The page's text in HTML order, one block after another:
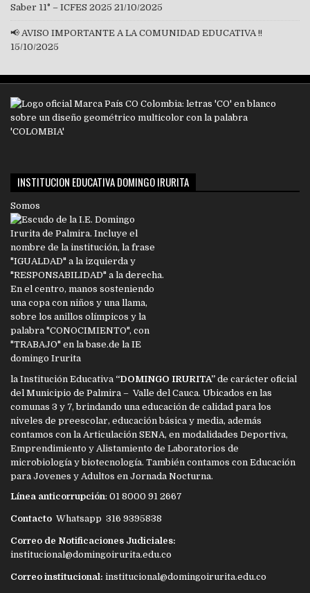
Saber 11° – ICFES 2025 21/10/2025
📢 AVISO IMPORTANTE A LA COMUNIDAD EDUCATIVA !!
15/10/2025
INSTITUCION EDUCATIVA DOMINGO IRURITA
Somos
la Institución Educativa “DOMINGO IRURITA” de carácter oficial
del Municipio de Palmira – Valle del Cauca. Ubicados en las
comunas 3 y 7, brindando una educación de calidad para los
niveles de preescolar, educación básica y media, además
contamos con la Articulación SENA, en modalidades Deportiva,
Emprendimiento y Alistamiento de Laboratorios de
microbiología y biotecnología. También contamos con Educación
para Jovenes y Adultos en Jornada Nocturna.
Línea anticorrupción: 01 8000 91 2667
Contacto Whatsapp 316 9395838
Correo de Notificaciones Judiciales:
institucional@domingoirurita.edu.co
Correo institucional: institucional@domingoirurita.edu.co